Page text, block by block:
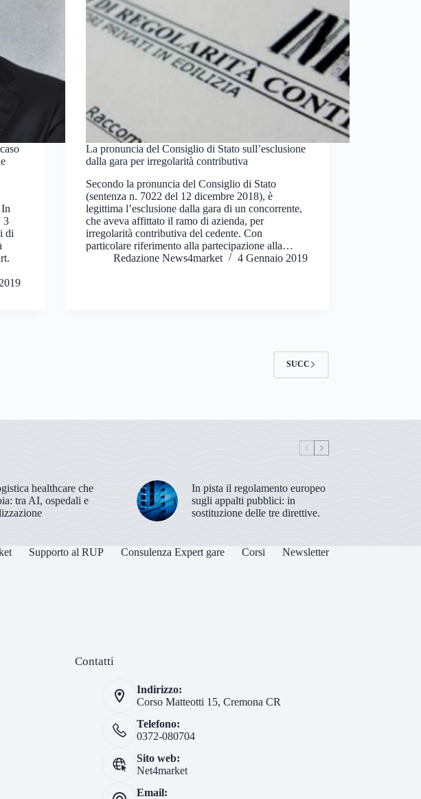
3
di
La pronuncia del Consiglio di Stato sull’esclusione
dalla gara per irregolarità contributiva
Secondo la pronuncia del Consiglio di Stato
(sentenza n. 7022 del 12 dicembre 2018), è
legittima l’esclusione dalla gara di un concorrente,
che aveva affittato il ramo di azienda, per
irregolarità contributiva del cedente. Con
particolare riferimento alla partecipazione alla…
Redazione News4market
4 Gennaio 2019
SUCC
healthcare che
tra AI, ospedali e
In pista il regolamento europeo
sugli appalti pubblici: in
sostituzione delle tre direttive.
Supporto al RUP Consulenza Expert gare Corsi Newsletter
Contatti
Indirizzo:
Corso Matteotti 15, Cremona CR
Telefono:
0372-080704
Sito web:
Net4market
Email: